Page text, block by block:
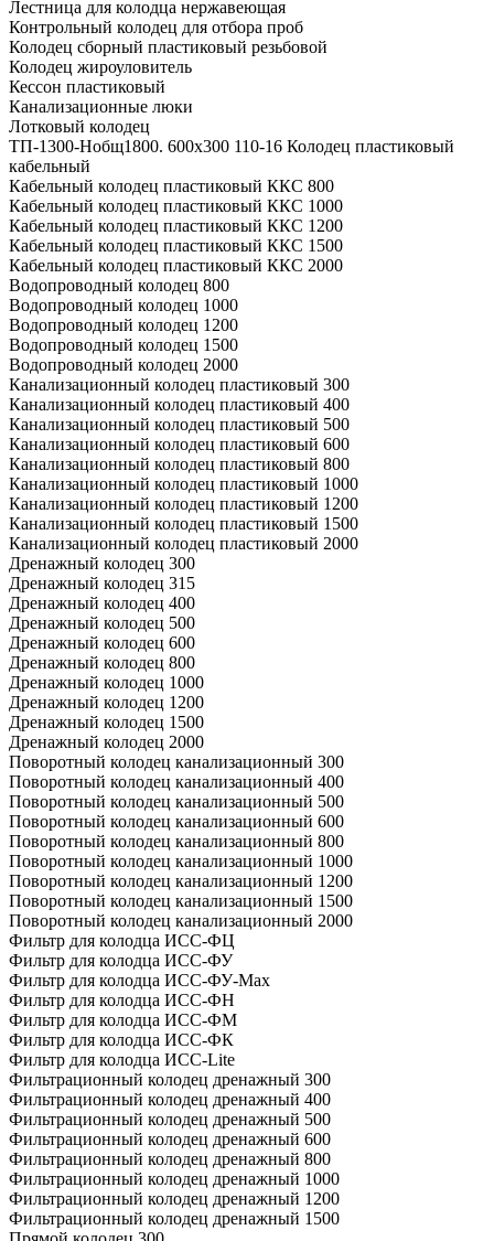
Лестница для колодца нержавеющая
Контрольный колодец для отбора проб
Колодец сборный пластиковый резьбовой
Колодец жироуловитель
Кессон пластиковый
Канализационные люки
Лотковый колодец
ТП-1300-Hобщ1800. 600х300 110-16 Колодец пластиковый
кабельный
Кабельный колодец пластиковый ККС 800
Кабельный колодец пластиковый ККС 1000
Кабельный колодец пластиковый ККС 1200
Кабельный колодец пластиковый ККС 1500
Кабельный колодец пластиковый ККС 2000
Водопроводный колодец 800
Водопроводный колодец 1000
Водопроводный колодец 1200
Водопроводный колодец 1500
Водопроводный колодец 2000
Канализационный колодец пластиковый 300
Канализационный колодец пластиковый 400
Канализационный колодец пластиковый 500
Канализационный колодец пластиковый 600
Канализационный колодец пластиковый 800
Канализационный колодец пластиковый 1000
Канализационный колодец пластиковый 1200
Канализационный колодец пластиковый 1500
Канализационный колодец пластиковый 2000
Дренажный колодец 300
Дренажный колодец 315
Дренажный колодец 400
Дренажный колодец 500
Дренажный колодец 600
Дренажный колодец 800
Дренажный колодец 1000
Дренажный колодец 1200
Дренажный колодец 1500
Дренажный колодец 2000
Поворотный колодец канализационный 300
Поворотный колодец канализационный 400
Поворотный колодец канализационный 500
Поворотный колодец канализационный 600
Поворотный колодец канализационный 800
Поворотный колодец канализационный 1000
Поворотный колодец канализационный 1200
Поворотный колодец канализационный 1500
Поворотный колодец канализационный 2000
Фильтр для колодца ИСС-ФЦ
Фильтр для колодца ИСС-ФУ
Фильтр для колодца ИСС-ФУ-Мах
Фильтр для колодца ИСС-ФН
Фильтр для колодца ИСС-ФМ
Фильтр для колодца ИСС-ФК
Фильтр для колодца ИСС-Lite
Фильтрационный колодец дренажный 300
Фильтрационный колодец дренажный 400
Фильтрационный колодец дренажный 500
Фильтрационный колодец дренажный 600
Фильтрационный колодец дренажный 800
Фильтрационный колодец дренажный 1000
Фильтрационный колодец дренажный 1200
Фильтрационный колодец дренажный 1500